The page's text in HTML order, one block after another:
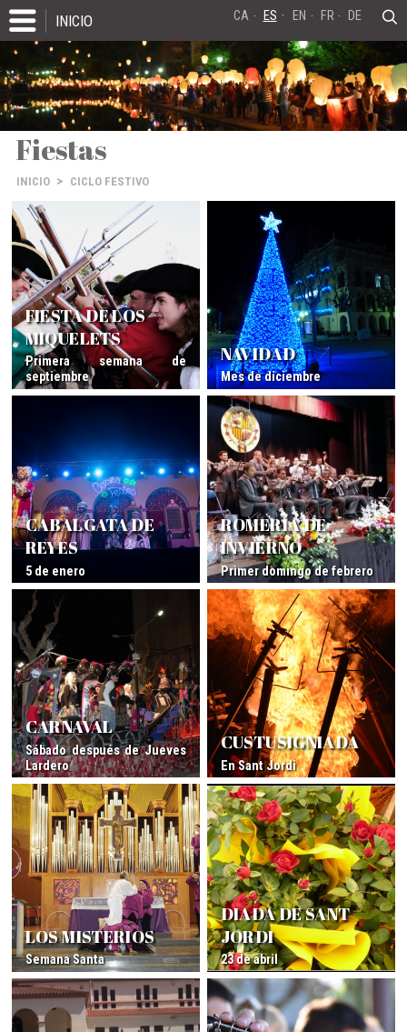
INICIO CA ES EN FR DE
Fiestas
INICIO > CICLO FESTIVO
FIESTA DE LOS
MIQUELETS
Primera semana de
septiembre
NAVIDAD
Mes de diciembre
CABALGATA DE
REYES
5 de enero
ROMERÍA DE
INVIERNO
Primer domingo de febrero
CARNAVAL
Sábado después de Jueves
Lardero
CUSTUSIGNIADA
En Sant Jordi
LOS MISTERIOS
Semana Santa
DIADA DE SANT
JORDI
23 de abril